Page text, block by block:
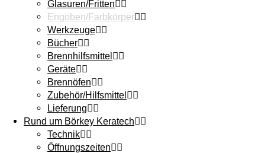
Glasuren/Fritten
Engoben/Farbkörper
Werkzeuge
Bücher
Brennhilfsmittel
Geräte
Brennöfen
Zubehör/Hilfsmittel
Lieferung
Rund um Börkey Keratech
Technik
Öffnungszeiten